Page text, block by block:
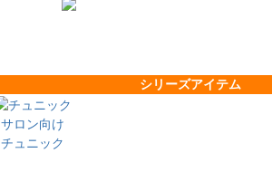
シリーズアイテム
サロン向け
チュニック